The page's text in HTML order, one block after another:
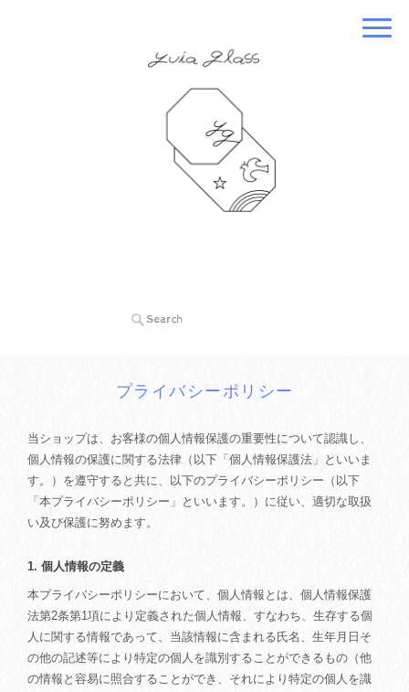
プライバシーポリシー
当ショップは、お客様の個人情報保護の重要性について認識し、
個人情報の保護に関する法律（以下「個人情報保護法」といいま
す。）を遵守すると共に、以下のプライバシーポリシー（以下
「本プライバシーポリシー」といいます。）に従い、適切な取扱
い及び保護に努めます。
1. 個人情報の定義
本プライバシーポリシーにおいて、個人情報とは、個人情報保護
法第2条第1項により定義された個人情報、すなわち、生存する個
人に関する情報であって、当該情報に含まれる氏名、生年月日そ
の他の記述等により特定の個人を識別することができるもの（他
の情報と容易に照合することができ、それにより特定の個人を識